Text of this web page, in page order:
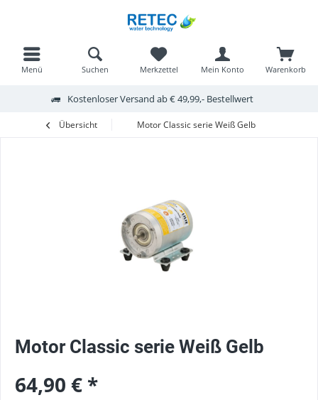
Kostenloser Versand ab € 49,99,- Bestellwert
Menü Warenkorb
Merkzettel Mein Konto
Suchen
Übersicht Motor Classic serie Weiß Gelb
Motor Classic serie Weiß Gelb
64,90 € *